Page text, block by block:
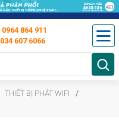
0964 864 911
034 607 6066
THIẾT BỊ PHÁT WIFI